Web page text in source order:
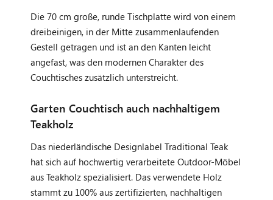
Die 70 cm große, runde Tischplatte wird von einem
dreibeinigen, in der Mitte zusammenlaufenden
Gestell getragen und ist an den Kanten leicht
angefast, was den modernen Charakter des
Couchtisches zusätzlich unterstreicht.
Garten Couchtisch auch nachhaltigem
Teakholz
Das niederländische Designlabel Traditional Teak
hat sich auf hochwertig verarbeitete Outdoor-Möbel
aus Teakholz spezialisiert. Das verwendete Holz
stammt zu 100% aus zertifizierten, nachhaltigen